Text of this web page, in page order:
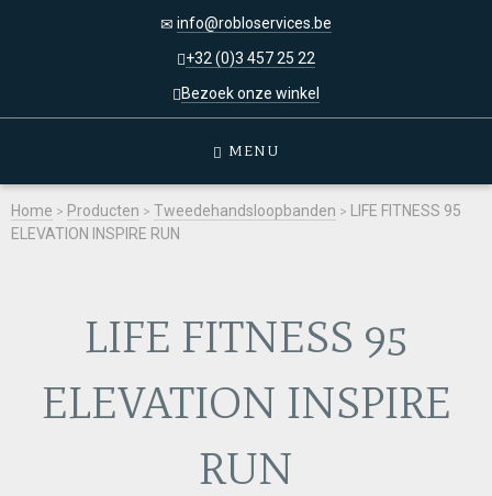
info@robloservices.be
+32 (0)3 457 25 22
Bezoek onze winkel
MENU
Home > Producten > Tweedehandsloopbanden > LIFE FITNESS 95
ELEVATION INSPIRE RUN
LIFE FITNESS 95
ELEVATION INSPIRE
RUN